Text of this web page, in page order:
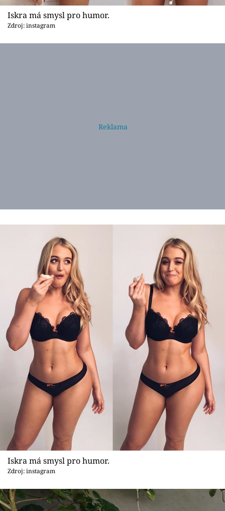
Iskra má smysl pro humor.
Zdroj: instagram
Iskra má smysl pro humor.
Zdroj: instagram